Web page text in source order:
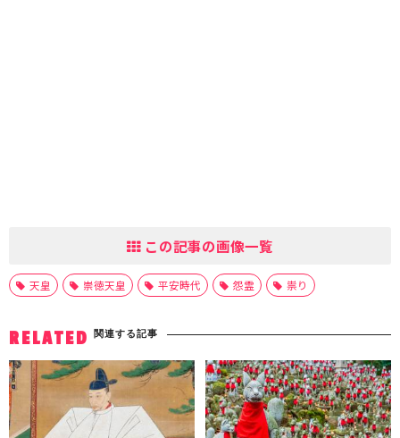
この記事の画像一覧
天皇 崇徳天皇 平安時代 怨霊 祟り
RELATED 関連する記事